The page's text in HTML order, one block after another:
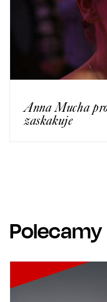
Anna Mucha
zaskakuje
Polecamy